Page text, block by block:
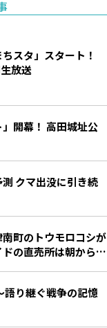
スタ」スタート！
放送
」開幕！ 高田城址公
続
南町のトウモロコシが
の直売所は朝から長
語り継ぐ戦争の記憶